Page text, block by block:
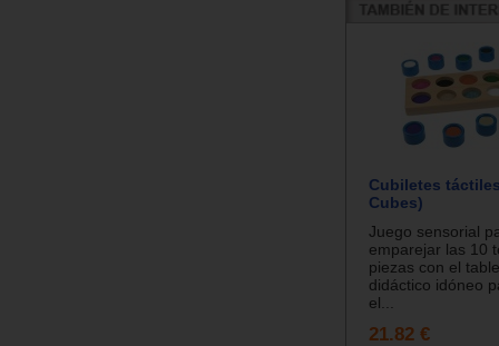
Cubiletes
Cubes)
Juego sensorial
emparejar las 10
piezas con el
didáctico idóneo
el...
21.82 €